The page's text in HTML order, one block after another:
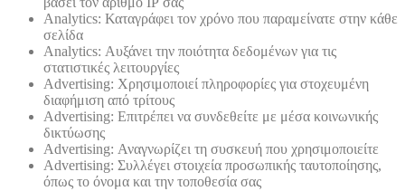
Analytics: Καταγράφει τον χρόνο που παραμείνατε στην κάθε
σελίδα
Analytics: Αυξάνει την ποιότητα δεδομένων για τις
στατιστικές λειτουργίες
Advertising: Χρησιμοποιεί πληροφορίες για στοχευμένη
διαφήμιση από τρίτους
Advertising: Επιτρέπει να συνδεθείτε με μέσα κοινωνικής
δικτύωσης
Advertising: Αναγνωρίζει τη συσκευή που χρησιμοποιείτε
Advertising: Συλλέγει στοιχεία προσωπικής ταυτοποίησης,
όπως το όνομα και την τοποθεσία σας